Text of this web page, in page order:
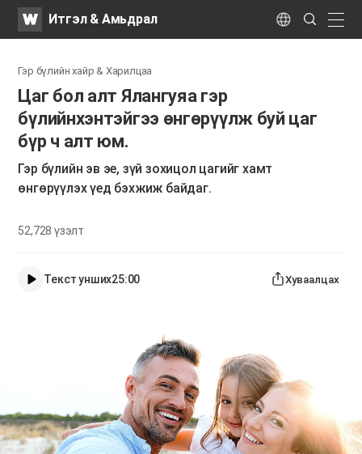
WATVИтгэл & Амьдрал Language
Search
Submit
Гэр бүлийн хайр & Харилцаа
Цаг бол алт Ялангуяа гэр
бүлийнхэнтэйгээ өнгөрүүлж буй цаг
бүр ч алт юм.
Гэр бүлийн эв эе, зүй зохицол цагийг хамт
өнгөрүүлэх үед бэхжиж байдаг.
52,728үзэлт
Текст унших25:00 Хуваалцах